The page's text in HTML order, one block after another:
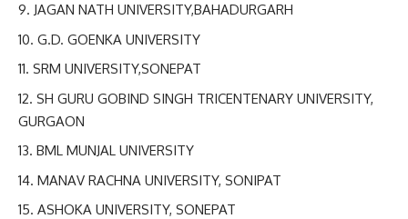
JAGAN NATH UNIVERSITY,BAHADURGARH
G.D. GOENKA UNIVERSITY
SRM UNIVERSITY,SONEPAT
SH GURU GOBIND SINGH TRICENTENARY UNIVERSITY,
GURGAON
BML MUNJAL UNIVERSITY
MANAV RACHNA UNIVERSITY, SONIPAT
ASHOKA UNIVERSITY, SONEPAT